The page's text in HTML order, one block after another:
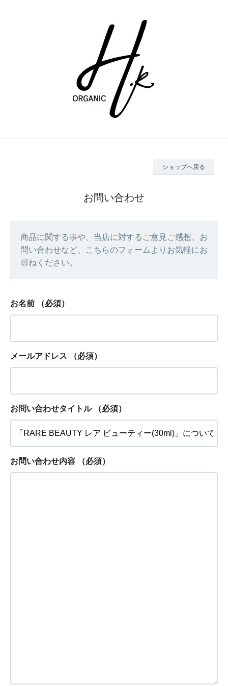
ショップへ戻る
お問い合わせ
商品に関する事や、当店に対するご意見ご感想、お
問い合わせなど、こちらのフォームよりお気軽にお
尋ねください。
お名前 （必須）
メールアドレス （必須）
お問い合わせタイトル （必須）
お問い合わせ内容 （必須）